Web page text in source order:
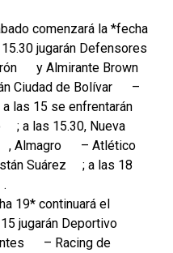
comenzará la *fecha
jugarán Defensores
y Almirante Brown
Ciudad de Bolívar
–
a las 15 se enfrentarán
; a las 15.30, Nueva
, Almagro
– Atlético
Suárez
; a las 18
.
19* continuará el
jugarán Deportivo
– Racing de